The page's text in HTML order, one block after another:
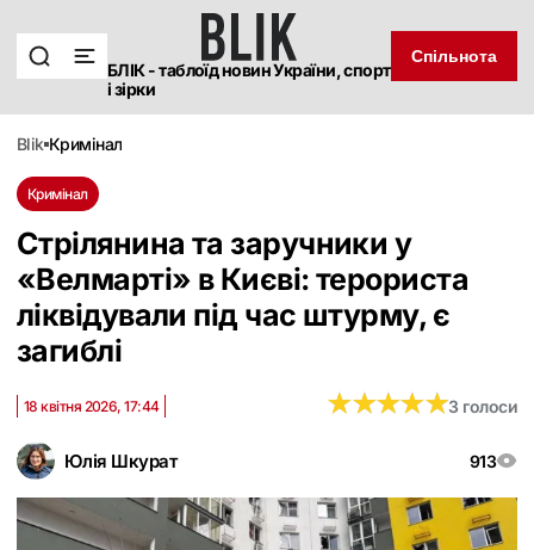
БЛІК - таблоїд новин України, спорт
і зірки
Спільнота
blik кримінал
Кримінал
Стрілянина та заручники у
«Велмарті» в Києві: терориста
ліквідували під час штурму, є
загиблі
Юлія Шкурат 913
18 квітня 2026, 17:44 ★★★★★
★★★★★3 голоси